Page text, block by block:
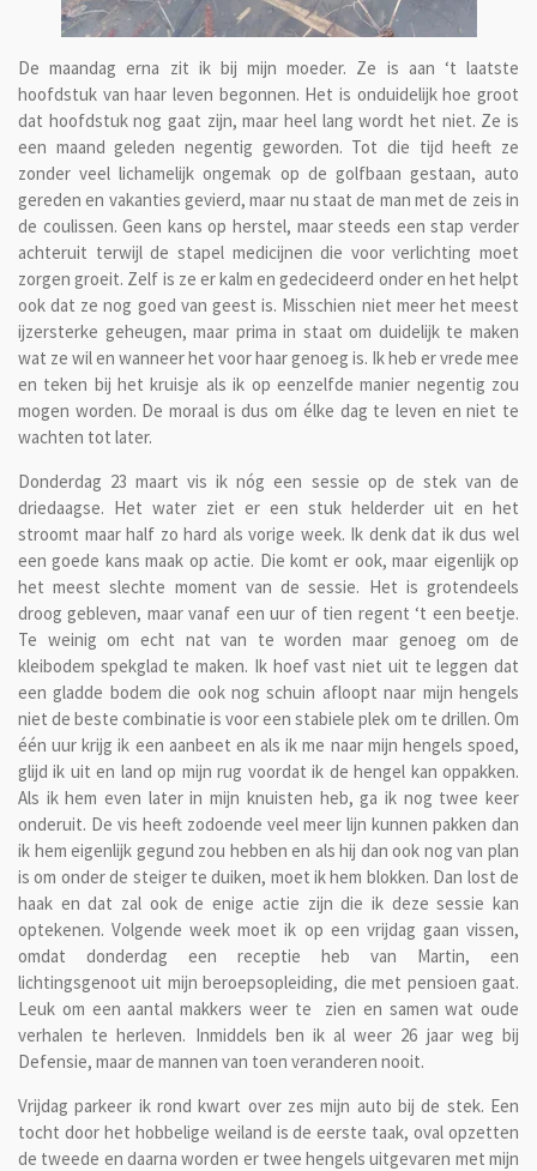
De maandag erna zit ik bij mijn moeder. Ze is aan ‘t laatste
hoofdstuk van haar leven begonnen. Het is onduidelijk hoe groot
dat hoofdstuk nog gaat zijn, maar heel lang wordt het niet. Ze is
een maand geleden negentig geworden. Tot die tijd heeft ze
zonder veel lichamelijk ongemak op de golfbaan gestaan, auto
gereden en vakanties gevierd, maar nu staat de man met de zeis in
de coulissen. Geen kans op herstel, maar steeds een stap verder
achteruit terwijl de stapel medicijnen die voor verlichting moet
zorgen groeit. Zelf is ze er kalm en gedecideerd onder en het helpt
ook dat ze nog goed van geest is. Misschien niet meer het meest
ijzersterke geheugen, maar prima in staat om duidelijk te maken
wat ze wil en wanneer het voor haar genoeg is. Ik heb er vrede mee
en teken bij het kruisje als ik op eenzelfde manier negentig zou
mogen worden. De moraal is dus om élke dag te leven en niet te
wachten tot later.
Donderdag 23 maart vis ik nóg een sessie op de stek van de
driedaagse. Het water ziet er een stuk helderder uit en het
stroomt maar half zo hard als vorige week. Ik denk dat ik dus wel
een goede kans maak op actie. Die komt er ook, maar eigenlijk op
het meest slechte moment van de sessie. Het is grotendeels
droog gebleven, maar vanaf een uur of tien regent ‘t een beetje.
Te weinig om echt nat van te worden maar genoeg om de
kleibodem spekglad te maken. Ik hoef vast niet uit te leggen dat
een gladde bodem die ook nog schuin afloopt naar mijn hengels
niet de beste combinatie is voor een stabiele plek om te drillen. Om
één uur krijg ik een aanbeet en als ik me naar mijn hengels spoed,
glijd ik uit en land op mijn rug voordat ik de hengel kan oppakken.
Als ik hem even later in mijn knuisten heb, ga ik nog twee keer
onderuit. De vis heeft zodoende veel meer lijn kunnen pakken dan
ik hem eigenlijk gegund zou hebben en als hij dan ook nog van plan
is om onder de steiger te duiken, moet ik hem blokken. Dan lost de
haak en dat zal ook de enige actie zijn die ik deze sessie kan
optekenen. Volgende week moet ik op een vrijdag gaan vissen,
omdat donderdag een receptie heb van Martin, een
lichtingsgenoot uit mijn beroepsopleiding, die met pensioen gaat.
Leuk om een aantal makkers weer te zien en samen wat oude
verhalen te herleven. Inmiddels ben ik al weer 26 jaar weg bij
Defensie, maar de mannen van toen veranderen nooit.
Vrijdag parkeer ik rond kwart over zes mijn auto bij de stek. Een
tocht door het hobbelige weiland is de eerste taak, oval opzetten
de tweede en daarna worden er twee hengels uitgevaren met mijn